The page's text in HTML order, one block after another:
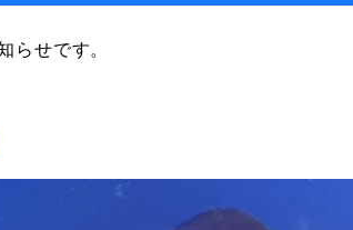
らせです。